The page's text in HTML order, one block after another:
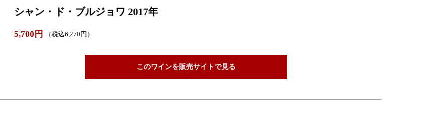
シャン・ド・ブルジョワ 2017年
5,700円 （税込6,270円）
このワインを販売サイトで見る